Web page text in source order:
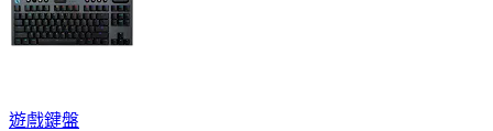
遊戲鍵盤